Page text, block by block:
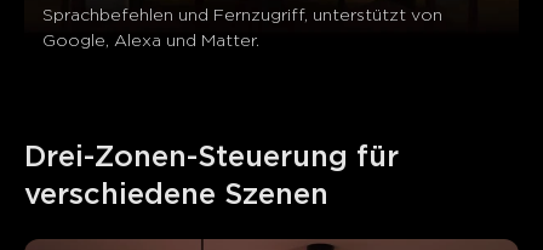
Sprachbefehlen und Fernzugriff, unterstützt von
Google, Alexa und Matter.
Drei-Zonen-Steuerung für
verschiedene Szenen